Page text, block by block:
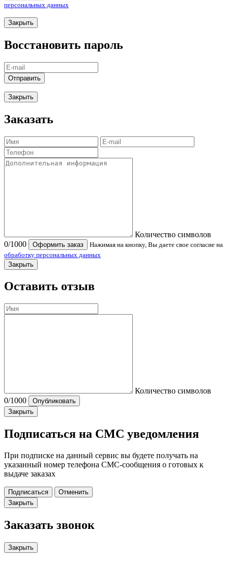
персональных данных
Закрыть
Восстановить пароль
Отправить
Закрыть
Заказать
Количество символов
0/1000 Оформить заказ
Нажимая на кнопку, Вы даете свое согласие на
обработку персональных данных
Закрыть
Оставить отзыв
Количество символов
0/1000
Опубликовать
Закрыть
Подписаться на СМС уведомления
При подписке на данный сервис вы будете получать на
указанный номер телефона СМС-сообщения о готовых к
выдаче заказах
Подписаться
Отменить
Закрыть
Заказать звонок
Закрыть